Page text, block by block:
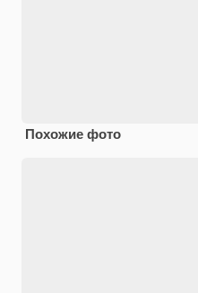
Похожие фото